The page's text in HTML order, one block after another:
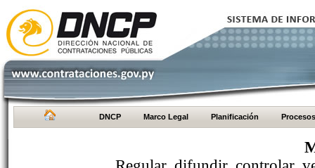
DNCP Marco Legal Planificación Procesos